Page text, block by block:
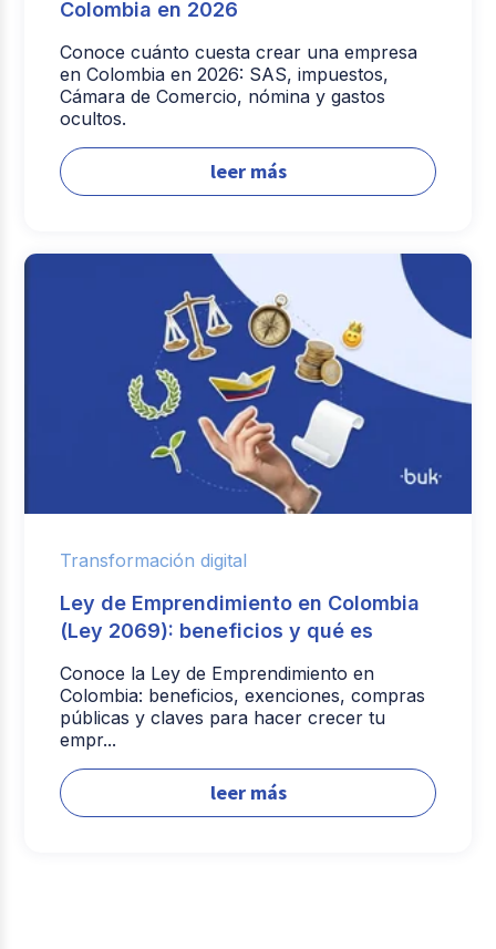
Colombia en 2026
Conoce cuánto cuesta crear una empresa
en Colombia en 2026: SAS, impuestos,
Cámara de Comercio, nómina y gastos
ocultos.
leer más
Transformación digital
Ley de Emprendimiento en Colombia
(Ley 2069): beneficios y qué es
Conoce la Ley de Emprendimiento en
Colombia: beneficios, exenciones, compras
públicas y claves para hacer crecer tu
empr...
leer más